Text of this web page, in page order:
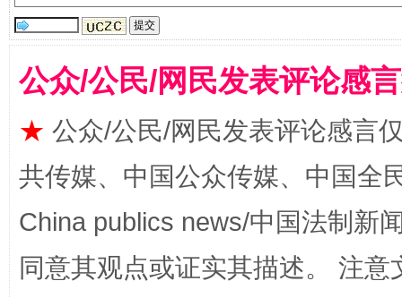
公众/公民/网民发表评论感
★ 公众/公民/网民发表评论感言
共传媒、中国公众传媒、中国全
China publics news/中国法制新
同意其观点或证实其描述。 注